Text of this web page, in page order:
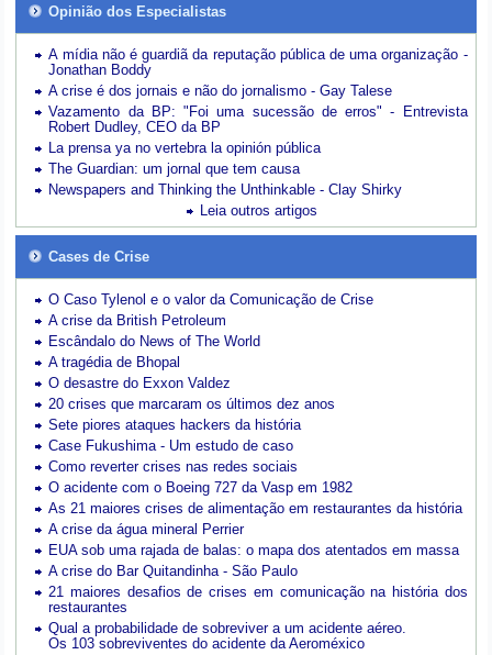
Opinião dos Especialistas
A mídia não é guardiã da reputação pública de uma organização -
Jonathan Boddy
A crise é dos jornais e não do jornalismo - Gay Talese
Vazamento da BP: "Foi uma sucessão de erros" - Entrevista
Robert Dudley, CEO da BP
La prensa ya no vertebra la opinión pública
The Guardian: um jornal que tem causa
Newspapers and Thinking the Unthinkable - Clay Shirky
Leia outros artigos
Cases de Crise
O Caso Tylenol e o valor da Comunicação de Crise
A crise da British Petroleum
Escândalo do News of The World
A tragédia de Bhopal
O desastre do Exxon Valdez
20 crises que marcaram os últimos dez anos
Sete piores ataques hackers da história
Case Fukushima - Um estudo de caso
Como reverter crises nas redes sociais
O acidente com o Boeing 727 da Vasp em 1982
As 21 maiores crises de alimentação em restaurantes da história
A crise da água mineral Perrier
EUA sob uma rajada de balas: o mapa dos atentados em massa
A crise do Bar Quitandinha - São Paulo
21 maiores desafios de crises em comunicação na história dos
restaurantes
Qual a probabilidade de sobreviver a um acidente aéreo.
Os 103 sobreviventes do acidente da Aeroméxico